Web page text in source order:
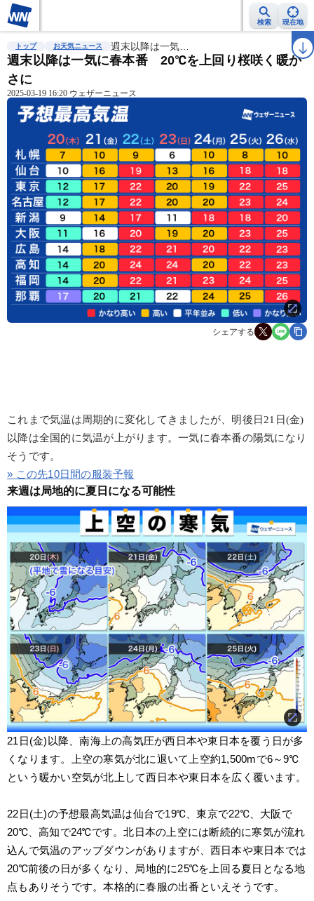
検索 現在地
雨雲レーダー 台風情報 地震情報 ラ
トップ お天気ニュース 週末以降は一気…
週末以降は一気に春本番 20℃を上回り桜咲く暖か
さに
2025-03-19 16:20 ウェザーニュース
シェアする
これまで気温は周期的に変化してきましたが、明後日21日(金)
以降は全国的に気温が上がります。一気に春本番の陽気になり
そうです。
» この先10日間の服装予報
来週は局地的に夏日になる可能性
21日(金)以降、南海上の高気圧が西日本や東日本を覆う日が多
くなります。上空の寒気が北に退いて上空約1,500mで6～9℃
という暖かい空気が北上して西日本や東日本を広く覆います。
22日(土)の予想最高気温は仙台で19℃、東京で22℃、大阪で
20℃、高知で24℃です。北日本の上空には断続的に寒気が流れ
込んで気温のアップダウンがありますが、西日本や東日本では
20℃前後の日が多くなり、局地的に25℃を上回る夏日となる地
点もありそうです。本格的に春服の出番といえそうです。